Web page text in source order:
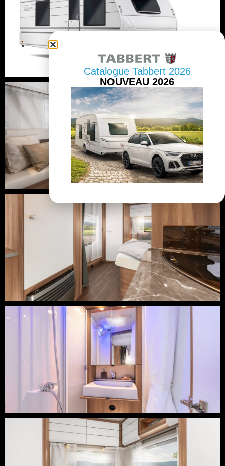
Catalogue Tabbert 2026
NOUVEAU 2026